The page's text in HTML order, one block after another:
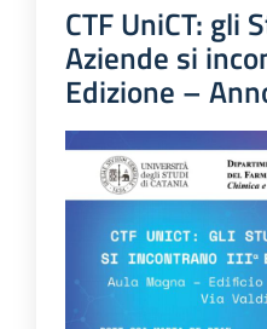
CTF UniCT: gli
Aziende si
Edizione –